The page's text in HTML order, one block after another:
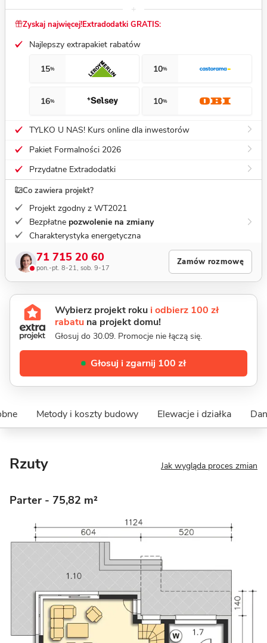
Zyskaj najwięcej!Extradodatki GRATIS:
Najlepszy extrapakiet rabatów
15% 10%
16% 10%
TYLKO U NAS! Kurs online dla inwestorów
Pakiet Formalności 2026
Przydatne Extradodatki
Co zawiera projekt?
Projekt zgodny z WT2021
Bezpłatne pozwolenie na zmiany
Charakterystyka energetyczna
71 715 20 60
pon.-pt. 8-21, sob. 9-17
Zamów rozmowę
Wybierz projekt roku i odbierz 100 zł
rabatu na projekt domu!
Głosuj do 30.09. Promocje nie łączą się.
Głosuj i zgarnij 100 zł
Metody i koszty budowy Elewacje i działka
Rzuty Jak wygląda proces zmian
Parter - 75,82 m²